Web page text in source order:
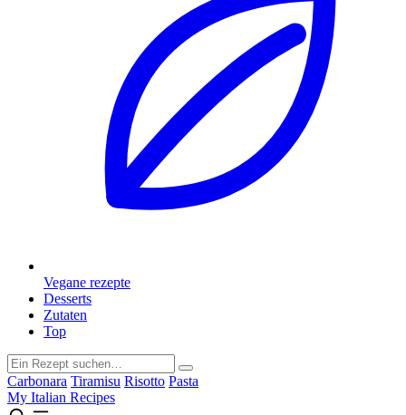
Vegane rezepte
Desserts
Zutaten
Top
Carbonara Tiramisu Risotto Pasta
My Italian Recipes